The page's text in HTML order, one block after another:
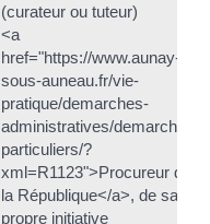
(curateur ou tuteur)
<a
href="https://www.aunay-
sous-auneau.fr/vie-
pratique/demarches-
administratives/demarches-
particuliers/?
xml=R1123">Procureur de
la République</a>, de sa
propre initiative